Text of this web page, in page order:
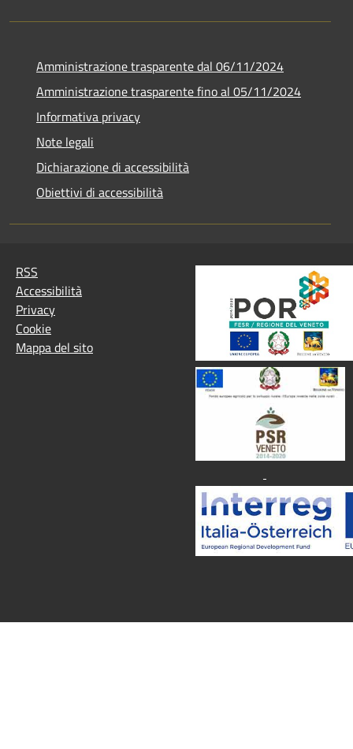
Amministrazione trasparente dal 06/11/2024
Amministrazione trasparente fino al 05/11/2024
Informativa privacy
Note legali
Dichiarazione di accessibilità
Obiettivi di accessibilità
RSS
Accessibilità
Privacy
Cookie
Mappa del sito